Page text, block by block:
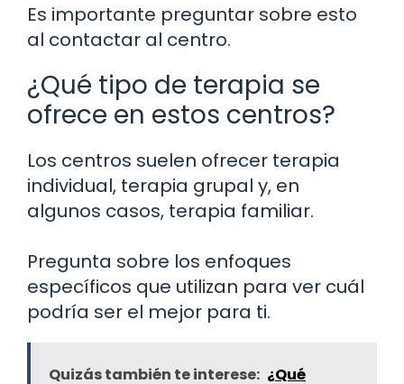
Es importante preguntar sobre esto
al contactar al centro.
¿Qué tipo de terapia se
ofrece en estos centros?
Los centros suelen ofrecer terapia
individual, terapia grupal y, en
algunos casos, terapia familiar.
Pregunta sobre los enfoques
específicos que utilizan para ver cuál
podría ser el mejor para ti.
Quizás también te interese: ¿Qué